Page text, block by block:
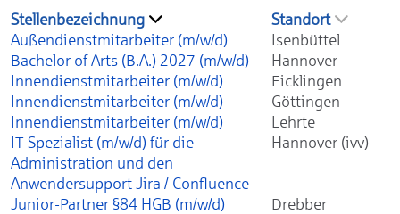
Stellenbezeichnung
Standort
Außendienstmitarbeiter (m/w/d)
Isenbüttel
Bachelor of Arts (B.A.) 2027 (m/w/d)
Hannover
Innendienstmitarbeiter (m/w/d)
Eicklingen
Innendienstmitarbeiter (m/w/d)
Göttingen
Innendienstmitarbeiter (m/w/d)
Lehrte
IT-Spezialist (m/w/d) für die
Administration und den
Anwendersupport Jira / Confluence
Hannover (ivv)
Junior-Partner §84 HGB (m/w/d)
Drebber